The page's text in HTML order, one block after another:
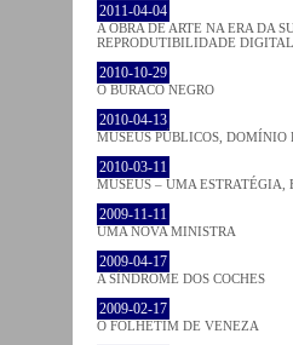
2011-04-04
A OBRA DE ARTE NA ERA DA
REPRODUTIBILIDADE
2010-10-29
O BURACO NEGRO
2010-04-13
MUSEUS PÚBLICOS, DOMÍNIO
2010-03-11
MUSEUS – UMA ESTRATÉGIA,
2009-11-11
UMA NOVA MINISTRA
2009-04-17
A SÍNDROME DOS COCHES
2009-02-17
O FOLHETIM DE VENEZA